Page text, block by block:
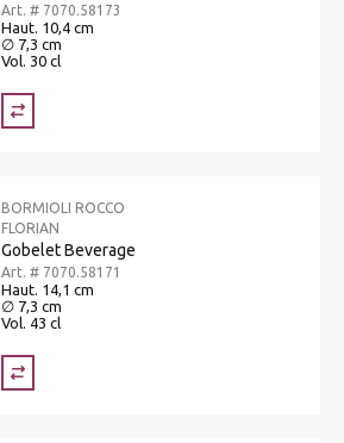
Art. # 7070.58173
Haut. 10,4 cm
∅ 7,3 cm
Vol. 30 cl
BORMIOLI ROCCO
FLORIAN
Gobelet Beverage
Art. # 7070.58171
Haut. 14,1 cm
∅ 7,3 cm
Vol. 43 cl